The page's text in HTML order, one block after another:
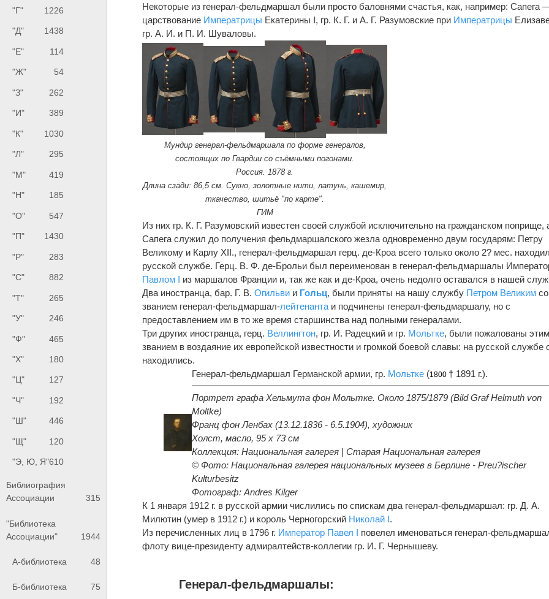
"Г" 1226
"Д" 1438
"Е" 114
"Ж" 54
"З" 262
"И" 389
"К" 1030
"Л" 295
"М" 419
"Н" 185
"О" 547
"П" 1430
"Р" 283
"С" 882
"Т" 265
"У" 246
"Ф" 465
"Х" 180
"Ц" 127
"Ч" 192
"Ш" 446
"Щ" 120
"Э, Ю, Я"610
Библиография
Ассоциации
315
"Библиотека
Ассоциации"
1944
А-библиотека 48
Б-библиотека 75
Некоторые из генерал-фельдмаршал были просто баловнями счастья, как, например: Сапега
царствование Императрицы Екатерины I, гр. К. Г. и А. Г. Разумовские при Императрицы
гр. А. И. и П. И. Шуваловы.
Мундир генерал-фельдмаршала по форме генералов,
состоящих по Гвардии со съёмными погонами.
Россия. 1878 г.
Длина сзади: 86,5 см. Сукно, золотные нити, латунь, кашемир,
ткачество, шитьё "по карте".
ГИМ
Из них гр. К. Г. Разумовский известен своей службой исключительно на гражданском поприще,
Сапега служил до получения фельдмаршалского жезла одновременно двум государям: Петру
Великому и Карлу XII., генерал-фельдмаршал герц. де-Кроа всего только около 2? мес.
русской службе. Герц. В. Ф. де-Брольи был переименован в генерал-фельдмаршалы
Павлом I из маршалов Франции и, так же как и де-Кроа, очень недолго оставался в нашей
Два иностранца, бар. Г. В.Огильви и Гольц, были приняты на нашу службу Петром Великим со
званием генерал-фельдмаршал-лейтенанта и подчинены генерал-фельдмаршалу, но с
предоставлением им в то же время старшинства над полными генералами.
Три других иностранца, герц. Веллингтон, гр. И. Радецкий и гр. Мольтке, были пожалованы этим
званием в воздаяние их европейской известности и громкой боевой славы: на русской службе
находились.
Генерал-фельдмаршал Германской армии, гр. Мольтке (1800 † 1891 г.).
Портрет графа Хельмута фон Мольтке. Около 1875/1879 (Bild Graf Helmuth von
Moltke)
Франц фон Ленбах (13.12.1836 - 6.5.1904), художник
Холст, масло, 95 х 73 см
Коллекция: Национальная галерея | Старая Национальная галерея
© Фото: Национальная галерея национальных музеев в Берлине - Preu?ischer
Kulturbesitz
Фотограф: Andres Kilger
К 1 января 1912 г. в русской армии числились по спискам два генерал-фельдмаршал: гр. Д. А.
Милютин (умер в 1912 г.) и король Черногорский Николай I.
Из перечисленных лиц в 1796 г. Император Павел I повелел именоваться генерал-
флоту вице-президенту адмиралтейств-коллегии гр. И. Г. Чернышеву.
Генерал-фельдмаршалы: